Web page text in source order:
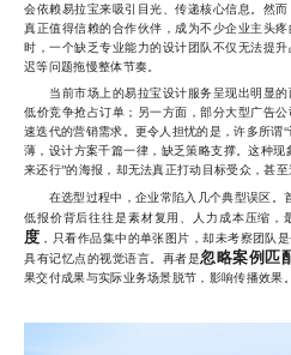
会依赖易拉宝来吸引目光、传递核心信息。然
真正值得信赖的合作伙伴，成为不少企业主头
时，一个缺乏专业能力的设计团队不仅无法提
迟等问题拖慢整体节奏。
当前市场上的易拉宝设计服务呈现出明显的
低价竞争抢占订单；另一方面，部分大型广告
速迭代的营销需求。更令人担忧的是，许多所谓
薄，设计方案千篇一律，缺乏策略支撑。这种
来还行”的海报，却无法真正打动目标受众，甚
在选型过程中，企业常陷入几个典型误区。
低报价背后往往是素材复用、人力成本压缩，
度 ，只看作品集中的单张图片，却未考察团队
具有记忆点的视觉语言。再者是忽略案例匹
果交付成果与实际业务场景脱节，影响传播效果